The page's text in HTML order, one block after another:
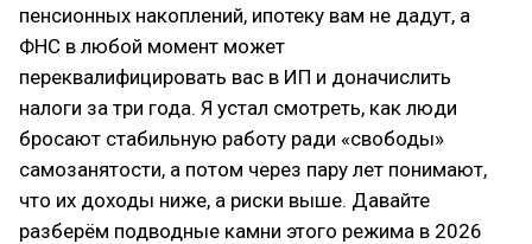
пенсионных накоплений, ипотеку вам не дадут, а
ФНС в любой момент может
переквалифицировать вас в ИП и доначислить
налоги за три года. Я устал смотреть, как люди
бросают стабильную работу ради «свободы»
самозанятости, а потом через пару лет понимают,
что их доходы ниже, а риски выше. Давайте
разберём подводные камни этого режима в 2026